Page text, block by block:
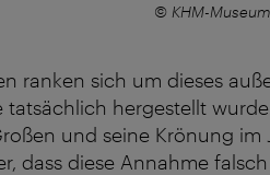
© KHM-
ranken sich um dieses
hergestellt
und seine Krönung
dass diese Annahme